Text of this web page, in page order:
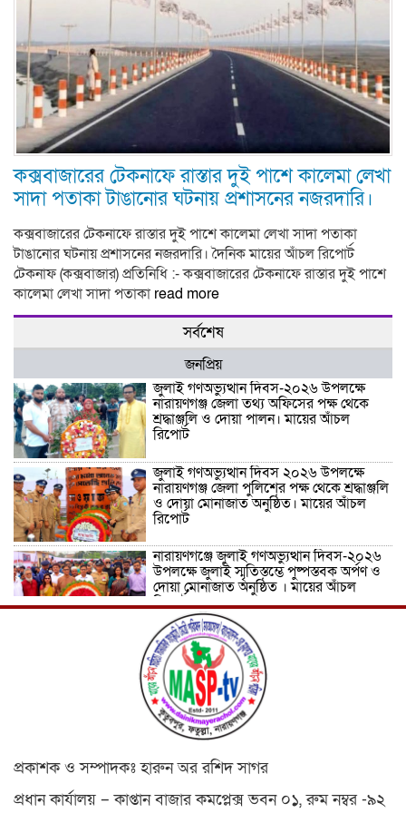
কক্সবাজারের টেকনাফে রাস্তার দুই পাশে কালেমা লেখা
সাদা পতাকা টাঙানোর ঘটনায় প্রশাসনের নজরদারি।
কক্সবাজারের টেকনাফে রাস্তার দুই পাশে কালেমা লেখা সাদা পতাকা
টাঙানোর ঘটনায় প্রশাসনের নজরদারি। দৈনিক মায়ের আঁচল রিপোর্ট
টেকনাফ (কক্সবাজার) প্রতিনিধি :- কক্সবাজারের টেকনাফে রাস্তার দুই পাশে
কালেমা লেখা সাদা পতাকা read more
সর্বশেষ
জনপ্রিয়
জুলাই গণঅভ্যুত্থান দিবস-২০২৬ উপলক্ষে
নারায়ণগঞ্জ জেলা তথ্য অফিসের পক্ষ থেকে
শ্রদ্ধাঞ্জলি ও দোয়া পালন। মায়ের আঁচল
রিপোর্ট
জুলাই গণঅভ্যুত্থান দিবস ২০২৬ উপলক্ষে
নারায়ণগঞ্জ জেলা পুলিশের পক্ষ থেকে শ্রদ্ধাঞ্জলি
ও দোয়া মোনাজাত অনুষ্ঠিত। মায়ের আঁচল
রিপোর্ট
নারায়ণগঞ্জে জুলাই গণঅভ্যুত্থান দিবস-২০২৬
উপলক্ষে জুলাই স্মৃতিস্তম্ভে পুষ্পস্তবক অর্পণ ও
দোয়া মোনাজাত অনুষ্ঠিত । মায়ের আঁচল
রিপোর্ট
ICJ Global Media Group LLC and
SAARC Journalist Forum Sign
Strategic MoU to Strengthen Global
Journalism Cooperation/ आईसीजे
ग्लोबल मीडिया ग्रुप एलएलसी और सार्क
पत्रकार फोरम वैश्विक पत्रकारिता सहयोग को मजबूत करने के लिए
रणनीतिक समझौता ज्ञापन पर हस्ताक्षर करते हैं
वीरगञ्ज महानगरपालिका वडा नं. २६ को नव
निर्मित वडा कार्यालय र स्वास्थ्य चौकी भवनको
उद्घाटन/ নেপালের বীরগঞ্জ পৌরসভা ২৬ নম্বর
ওয়ার্ডের নবনির্মিত ওয়ার্ড কার্যালয় ও
প্রকাশক ও সম্পাদকঃ হারুন অর রশিদ সাগর
প্রধান কার্যালয় – কাপ্তান বাজার কমপ্লেক্স ভবন ০১, রুম নম্বর -৯২